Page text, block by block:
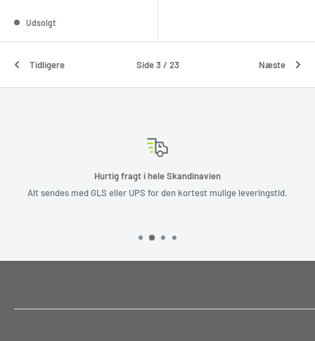
Udsolgt
Tidligere Side 3 / 23 Næste
Hurtig fragt i hele Skandinavien
Alt sendes med GLS eller UPS for den kortest mulige leveringstid.
Tilbagebetalingspolitik